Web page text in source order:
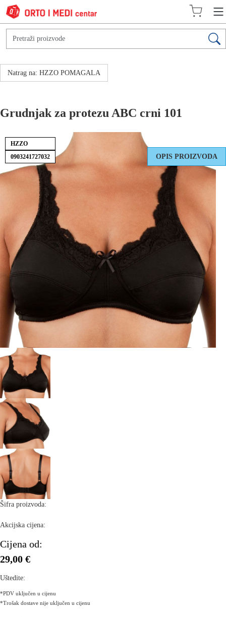
Natrag na: HZZO POMAGALA
Grudnjak za protezu ABC crni 101
HZZO
0903241727032
OPIS PROIZVODA
Šifra proizvoda:
Akcijska cijena:
Cijena od:
29,00 €
Uštedite:
*PDV uključen u cijenu
*Trošak dostave nije uključen u cijenu